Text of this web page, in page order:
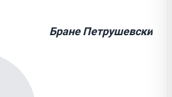
Бране Петрушевски